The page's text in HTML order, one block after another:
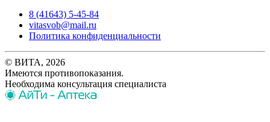
8 (41643) 5-45-84
vitasvob@mail.ru
Политика конфиденциальности
© ВИТА, 2026
Имеются противопоказания.
Необходима консультация специалиста